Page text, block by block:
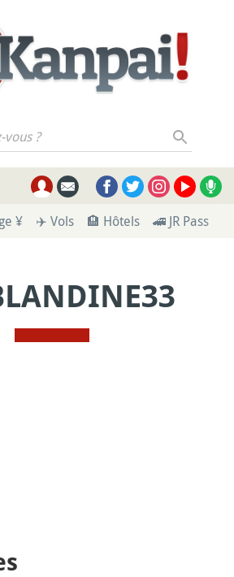
vous ?
¥ ✈️ Vols 🏨 Hôtels 🚄 JR Pass